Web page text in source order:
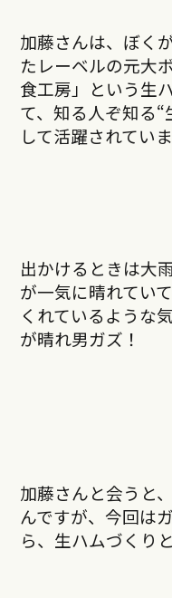
加藤さんは、ぼく
たレーベルの元大
食工房」という生
て、知る人ぞ知る
して活躍されていま
出かけるときは大
が一気に晴れてい
くれているような
が晴れ男ガズ！
加藤さんと会うと
んですが、今回は
ら、生ハムづくり